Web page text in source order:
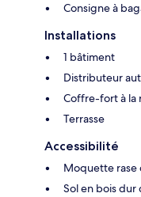
Consigne à
Installations
1 bâtiment
Distributeur
Coffre-fort à la
Terrasse
Accessibilité
Moquette rase
Sol en bois dur